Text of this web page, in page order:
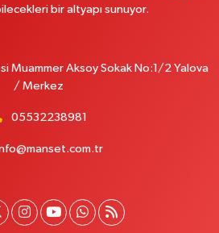
bir altyapı sunuyor.
Muammer Aksoy Sokak No:1/2 Yalova
/ Merkez
05532238981